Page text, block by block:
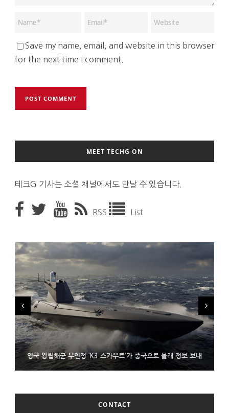
Save my name, email, and website in this browser
for the next time I comment.
MEET TECHG ON
테크G 기사는 소셜 채널에서도 만날 수 있습니다.
RSS List
영국 왕립해군 무인정 ‘K3 스카우트’가 중국으로 몰래 정보 보내
코레일 ‘종이 없는 승차권’ 서비스 담은 삼성 월렛
시력 조정 기능 얹고 가격 낮춘 공간 디스플레이 안경 ‘비추어 프로
2’ 공개
CONTACT